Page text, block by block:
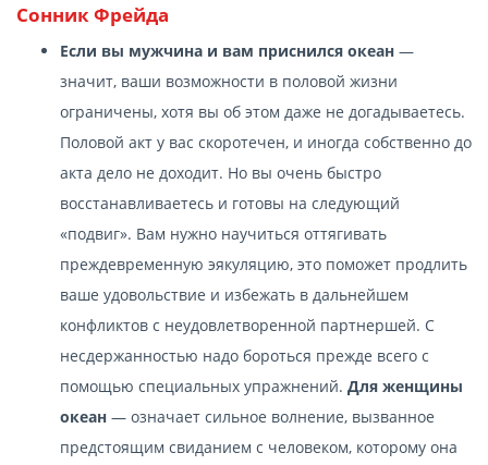
Сонник Фрейда
Если вы мужчина и вам приснился океан —
значит, ваши возможности в половой жизни
ограничены, хотя вы об этом даже не догадываетесь.
Половой акт у вас скоротечен, и иногда собственно до
акта дело не доходит. Но вы очень быстро
восстанавливаетесь и готовы на следующий
«подвиг». Вам нужно научиться оттягивать
преждевременную эякуляцию, это поможет продлить
ваше удовольствие и избежать в дальнейшем
конфликтов с неудовлетворенной партнершей. С
несдержанностью надо бороться прежде всего с
помощью специальных упражнений. Для женщины
океан — означает сильное волнение, вызванное
предстоящим свиданием с человеком, которому она